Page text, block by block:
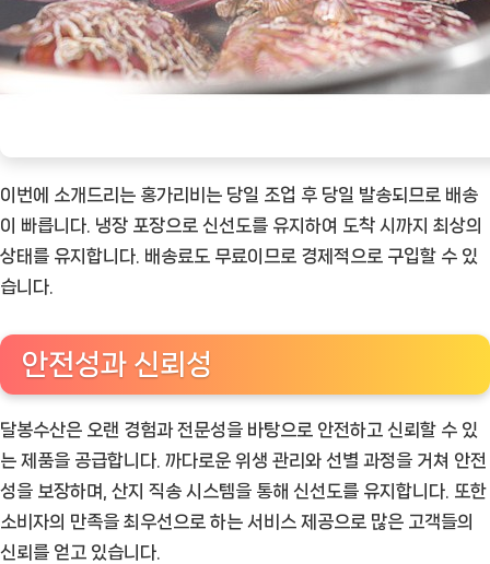
이번에 소개드리는 홍가리비는 당일 조업 후 당일 발송되므로 배송
이 빠릅니다. 냉장 포장으로 신선도를 유지하여 도착 시까지 최상의
상태를 유지합니다. 배송료도 무료이므로 경제적으로 구입할 수 있
습니다.
안전성과 신뢰성
달봉수산은 오랜 경험과 전문성을 바탕으로 안전하고 신뢰할 수 있
는 제품을 공급합니다. 까다로운 위생 관리와 선별 과정을 거쳐 안전
성을 보장하며, 산지 직송 시스템을 통해 신선도를 유지합니다. 또한
소비자의 만족을 최우선으로 하는 서비스 제공으로 많은 고객들의
신뢰를 얻고 있습니다.